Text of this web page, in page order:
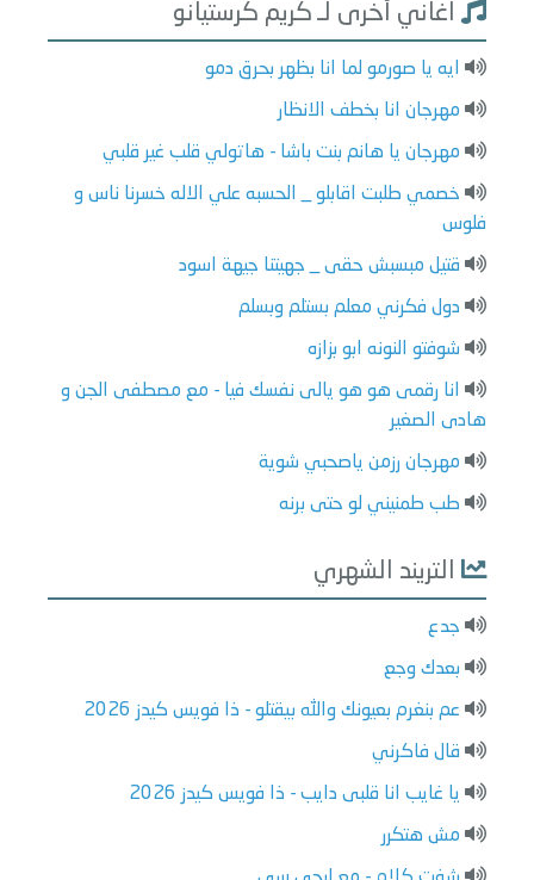
اغاني أخرى لـ كريم كرستيانو
ايه يا صورمو لما انا بظهر بحرق دمو
مهرجان انا بخطف الانظار
مهرجان يا هانم بنت باشا - هاتولي قلب غير قلبي
خصمي طلبت اقابلو _ الحسبه علي الاله خسرنا ناس و
فلوس
قتيل مبسبش حقى _ جهيتنا جيهة اسود
دول فكرني معلم بستلم وبسلم
شوفتو النونه ابو بزازه
انا رقمى هو هو يالى نفسك فيا - مع مصطفى الجن و
هادى الصغير
مهرجان رزمن ياصحبي شوية
طب طمنيني لو حتى برنه
التريند الشهري
جدع
بعدك وجع
عم بنغرم بعيونك والله بيقتلو - ذا فويس كيدز 2026
قال فاكرني
يا غايب انا قلبى دايب - ذا فويس كيدز 2026
مش هتكرر